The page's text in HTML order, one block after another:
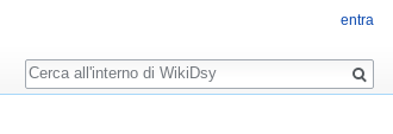
entra
Ricerca